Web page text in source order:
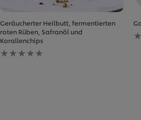
Geräucherter Heilbutt, fermentierten
roten Rüben, Safranöl und
Korallenchips
Keine
Bewertungen